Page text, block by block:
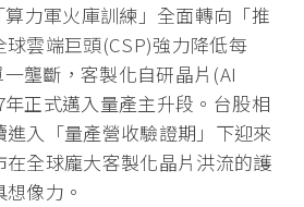
力軍火庫訓練」全面轉向「推
雲端巨頭(CSP)強力降低每
壟斷，客製化自研晶片(AI
正式邁入量產主升段。台股相
入「量產營收驗證期」下迎來
全球龐大客製化晶片洪流的護
像力。